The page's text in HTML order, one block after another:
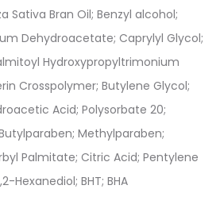
Sativa Bran Oil; Benzyl alcohol;
Dehydroacetate; Caprylyl Glycol;
Hydroxypropyltrimonium
Crosspolymer; Butylene Glycol;
Acid; Polysorbate 20;
Methylparaben;
Palmitate; Citric Acid; Pentylene
Hexanediol; BHT; BHA